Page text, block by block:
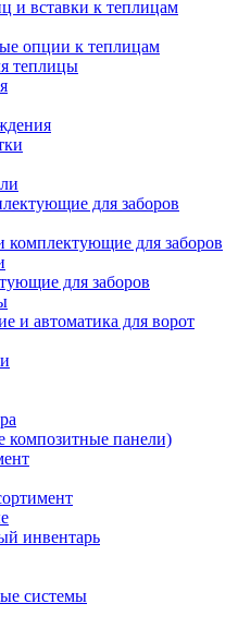
и вставки к теплицам
опции к теплицам
теплицы
для заборов
комплектующие для заборов
для заборов
и автоматика для ворот
панели)
инвентарь
системы